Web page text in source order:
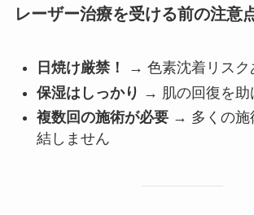
レーザー治療を受ける前の注意
日焼け厳禁！
→ 色素沈着リスク
保湿はしっかり → 肌の回復を助
複数回の施術が必要→ 多くの施
結しません